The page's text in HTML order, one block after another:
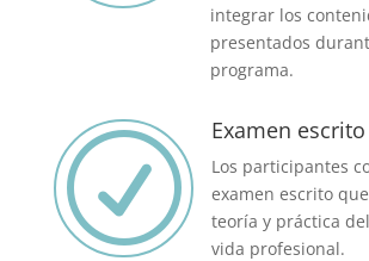
integrar los
presentados
programa.
R
Examen escrito
Los participantes
examen escrito
teoría y práctica
vida profesional.